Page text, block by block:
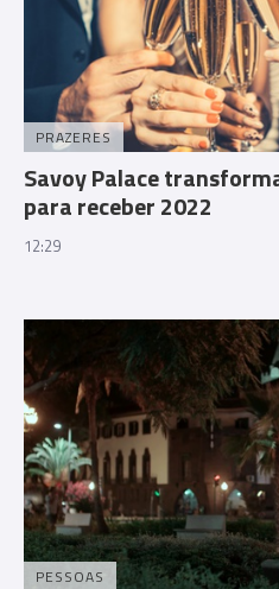
PRAZERES
Savoy Palace
para receber 2022
12:29
PESSOAS